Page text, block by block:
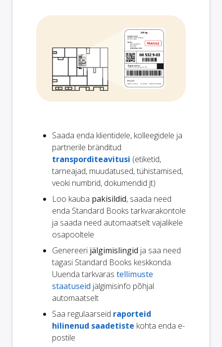
Saada enda klientidele, kolleegidele ja
partnerile bränditud
transporditeavitusi (etiketid,
tarneajad, muudatused, tühistamised,
veoki numbrid, dokumendid jt)
Loo kauba pakisildid, saada need
enda Standard Books tarkvarakontole
ja saada need automaatselt vajalikele
osapooltele
Genereeri jälgimislingid ja saa need
tagasi Standard Books keskkonda.
Uuenda tarkvaras tellimuste
staatuseid jälgimisinfo põhjal
automaatselt
Saa regulaarseid raporteid
hilinenud saadetiste kohta enda e-
postile